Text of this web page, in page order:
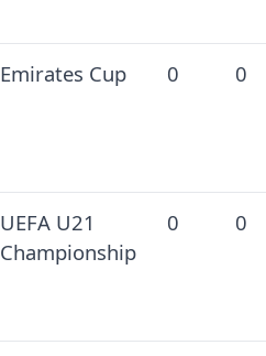
Emirates Cup 0 0
UEFA U21
Championship
0 0